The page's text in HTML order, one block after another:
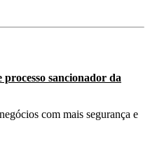
sancionador da
com mais segurança e